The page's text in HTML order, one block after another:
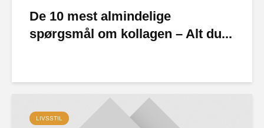
De 10 mest almindelige
spørgsmål om kollagen – Alt du...
LIVSSTIL